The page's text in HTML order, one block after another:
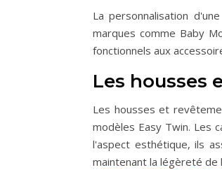
La personnalisation
marques comme Baby
fonctionnels aux
Les housses
Les housses et
modèles Easy Twin. Les
l'aspect esthétique, ils
maintenant la légèreté de